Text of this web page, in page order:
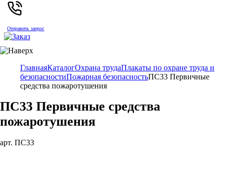
Отправить запрос
ГлавнаяКаталогОхрана трудаПлакаты по охране труда и
безопасностиПожарная безопасностьПС33 Первичные
средства пожаротушения
ПС33 Первичные средства
пожаротушения
арт. ПС33